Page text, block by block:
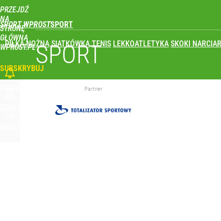
PRZEJDŹ
NA
STRONĘ
GŁÓWNĄ
WPROST.PL
SPORT WPROST
PIŁKA NOŻNA SIATKÓWKA TENIS LEKKOATLETYKA SKOKI
SUBSKRYBUJ
To największa siła reprezentacji Polski. Reszta
Co za cios dla reprezentacji Polski! Kontuzja i
SPORT
Partner